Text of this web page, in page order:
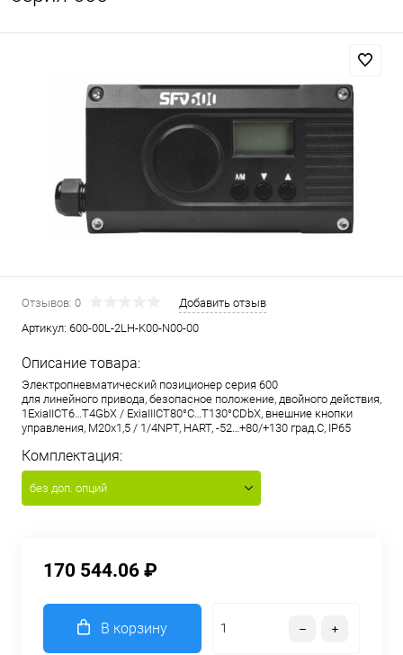
Отзывов: 0
Добавить отзыв
Артикул: 600-00L-2LH-K00-N00-00
Описание товара:
Электропневматический позиционер серия 600
для линейного привода, безопасное положение, двойного действия,
1ExiaIICT6…T4GbX / ExiaIIICT80°C…T130°CDbX, внешние кнопки
управления, M20x1,5 / 1/4NPT, HART, -52…+80/+130 град.С, IP65
Комплектация:
без доп. опций
170 544.06 ₽
В корзину